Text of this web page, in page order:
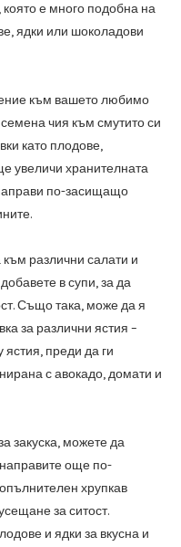
която е много подобна на
ядки или шоколадови
към вашето любимо
чия към смутито си
като плодове,
увеличи хранителната
по-засищащо
различни салати и
в супи, за да
Също така, може да я
за различни ястия –
ястия, преди да ги
с авокадо, домати и
закуска, можете да
направите още по-
хрупкав
за ситост.
и ядки за вкусна и